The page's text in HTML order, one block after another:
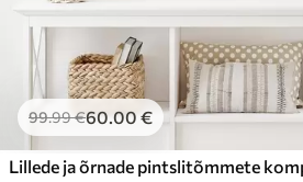
99.99€60.00 €